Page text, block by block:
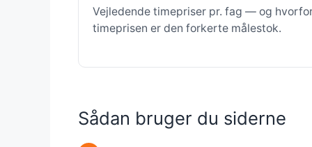
Vejledende timepriser pr. fag — og
timeprisen er den forkerte målestok.
Sådan bruger du siderne